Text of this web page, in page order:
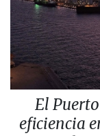
El
eficiencia